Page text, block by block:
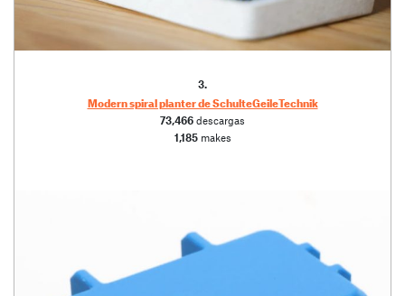
3.
Modern spiral planter de SchulteGeileTechnik
73,466 descargas
1,185 makes